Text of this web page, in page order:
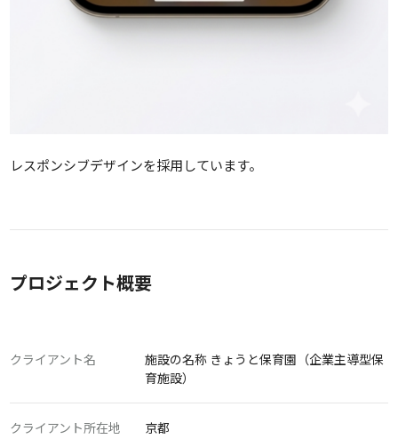
レスポンシブデザインを採用しています。
プロジェクト概要
クライアント名
施設の名称 きょうと保育園（企業主導型保
育施設）
クライアント所在地 京都